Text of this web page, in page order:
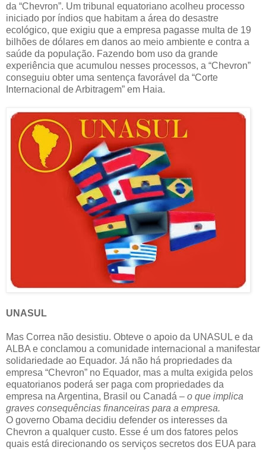
da “Chevron”. Um tribunal equatoriano acolheu processo
iniciado por índios que habitam a área do desastre
ecológico, que exigiu que a empresa pagasse multa de 19
bilhões de dólares em danos ao meio ambiente e contra a
saúde da população. Fazendo bom uso da grande
experiência que acumulou nesses processos, a “Chevron”
conseguiu obter uma sentença favorável da “Corte
Internacional de Arbitragem” em Haia.
UNASUL
Mas Correa não desistiu. Obteve o apoio da UNASUL e da
ALBA e conclamou a comunidade internacional a manifestar
solidariedade ao Equador. Já não há propriedades da
empresa “Chevron” no Equador, mas a multa exigida pelos
equatorianos poderá ser paga com propriedades da
empresa na Argentina, Brasil ou Canadá – o que implica
graves consequências financeiras para a empresa.
O governo Obama decidiu defender os interesses da
Chevron a qualquer custo. Esse é um dos fatores pelos
quais está direcionando os serviços secretos dos EUA para